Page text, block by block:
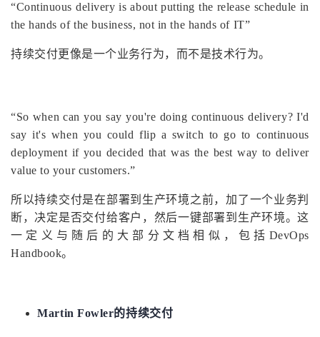
“Continuous delivery is about putting the release schedule in
the hands of the business, not in the hands of IT”
持续交付更像是一个业务行为，而不是技术行为。
“So when can you say you're doing continuous delivery? I'd
say it's when you could flip a switch to go to continuous
deployment if you decided that was the best way to deliver
value to your customers.”
所以持续交付是在部署到生产环境之前，加了一个业务判
断，决定是否交付给客户，然后一键部署到生产环境。这
一定义与随后的大部分文档相似，包括DevOps
Handbook。
Martin Fowler的持续交付